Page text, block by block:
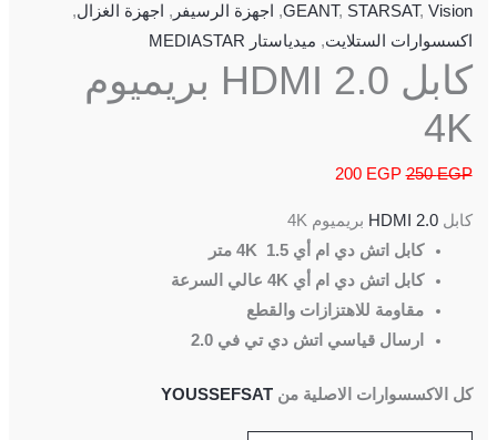
GEANT, STARSAT, Vision
, اجهزة الرسيفر , اجهزة الغزال,
اكسسوارات الستلايت, ميدياستار MEDIASTAR
كابل HDMI 2.0 بريميوم
4K
250EGP
200 EGP
كابلHDMI 2.0 بريميوم 4K
كابل اتش دي ام أي 4K 1.5 متر
كابل اتش دي ام أي 4K عالي السرعة
مقاومة للاهتزازات والقطع
ارسال قياسي اتش دي تي في 2.0
كل الاكسسوارات الاصلية منYOUSSEFSAT